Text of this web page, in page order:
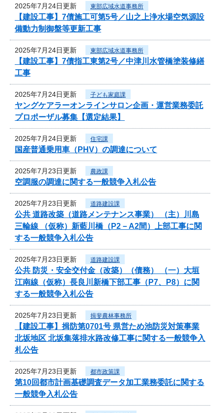
2025年7月24日更新 東部広域水道事務所
【建設工事】7債施工可第5号／山之上浄水場空気源設
備動力制御盤等更新工事
2025年7月24日更新 東部広域水道事務所
【建設工事】7債指工東第2号／中津川水管橋塗装修繕
工事
2025年7月24日更新 子ども家庭課
ヤングケアラーオンラインサロン企画・運営業務委託
プロポーザル募集【選定結果】
2025年7月24日更新 住宅課
国産普通乗用車（PHV）の調達について
2025年7月23日更新 農政課
空調服の調達に関する一般競争入札公告
2025年7月23日更新 道路建設課
公共 道路改築（道路メンテナンス事業） （主）川島
三輪線 （仮称）新藍川橋（P2－A2間）上部工事に関
する一般競争入札公告
2025年7月23日更新 道路建設課
公共 防災・安全交付金（改築）（債務） （一）大垣
江南線（仮称）長良川新橋下部工事（P7、P8）に関
する一般競争入札公告
2025年7月23日更新 揖斐農林事務所
【建設工事】揖防第0701号 県営ため池防災対策事業
北坂地区 北坂集落排水路改修工事に関する一般競争入
札公告
2025年7月23日更新 都市政策課
第10回都市計画基礎調査データ加工業務委託に関する
一般競争入札公告